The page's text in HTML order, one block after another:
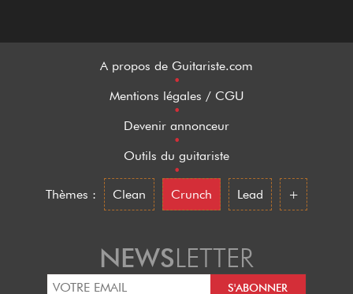
A propos de Guitariste.com
•
Mentions légales / CGU
•
Devenir annonceur
•
Outils du guitariste
•
Thèmes :
Clean Crunch Lead +
NEWSLETTER